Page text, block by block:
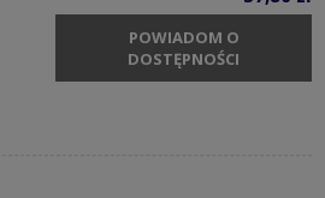
POWIADOM O
DOSTĘPNOŚCI